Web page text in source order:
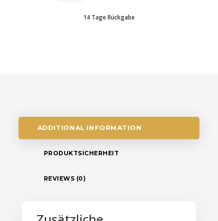
14 Tage Rückgabe
ADDITIONAL INFORMATION
PRODUKTSICHERHEIT
REVIEWS (0)